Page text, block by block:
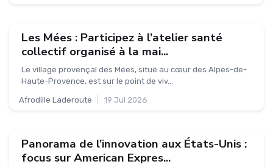
Les Mées : Participez à l’atelier santé
collectif organisé à la mai...
Le village provençal des Mées, situé au cœur des Alpes-de-
Haute-Provence, est sur le point de viv...
Afrodille Laderoute 19 Jul 2026
Panorama de l’innovation aux États-Unis :
focus sur American Expres...